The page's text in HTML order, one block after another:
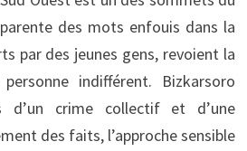
des mots enfouis dans la
par des jeunes gens, revoient la
indifférent. Bizkarsoro
d’un crime collectif et d’une
des faits, l’approche sensible